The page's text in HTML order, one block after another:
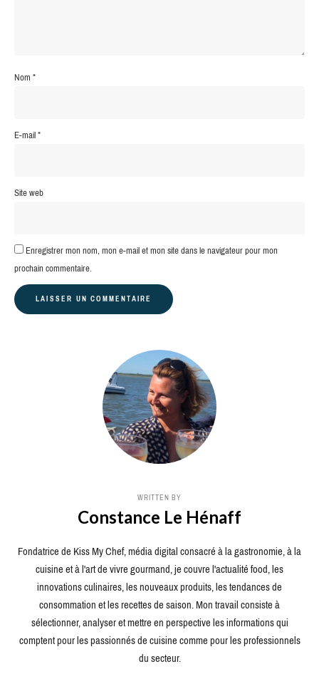
Nom*
E-mail*
Site web
Enregistrer mon nom, mon e-mail et mon site dans le navigateur pour mon
prochain commentaire.
WRITTEN BY
Constance Le Hénaff
Fondatrice de Kiss My Chef, média digital consacré à la gastronomie, à la
cuisine et à l'art de vivre gourmand, je couvre l'actualité food, les
innovations culinaires, les nouveaux produits, les tendances de
consommation et les recettes de saison. Mon travail consiste à
sélectionner, analyser et mettre en perspective les informations qui
comptent pour les passionnés de cuisine comme pour les professionnels
du secteur.